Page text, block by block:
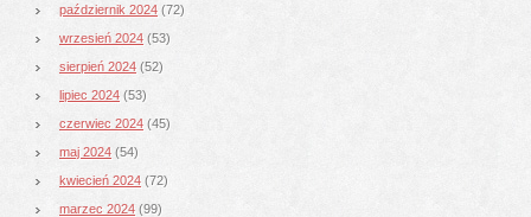
październik 2024 (72)
wrzesień 2024 (53)
sierpień 2024 (52)
lipiec 2024 (53)
czerwiec 2024 (45)
maj 2024 (54)
kwiecień 2024 (72)
marzec 2024 (99)